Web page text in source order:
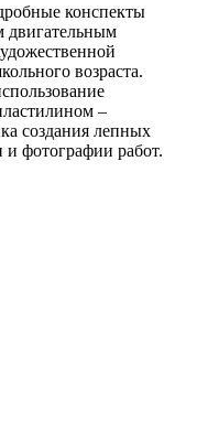
конспекты
двигательным
возраста.
–
создания лепных
фотографии работ.